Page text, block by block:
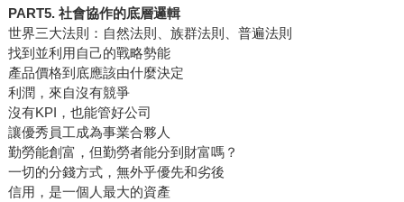
PART5. 社會協作的底層邏輯
世界三大法則：自然法則、族群法則、普遍法則
找到並利用自己的戰略勢能
產品價格到底應該由什麼決定
利潤，來自沒有競爭
沒有KPI，也能管好公司
讓優秀員工成為事業合夥人
勤勞能創富，但勤勞者能分到財富嗎？
一切的分錢方式，無外乎優先和劣後
信用，是一個人最大的資產